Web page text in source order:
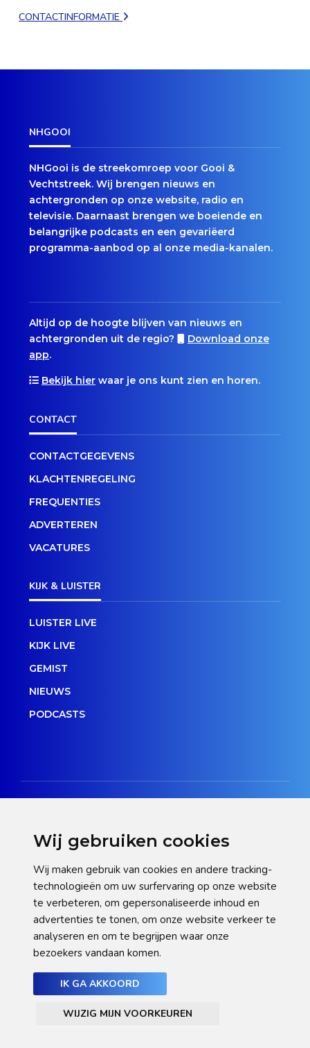
Wij gebruiken cookies
Wij maken gebruik van cookies en andere tracking-
technologieën om uw surfervaring op onze website
te verbeteren, om gepersonaliseerde inhoud en
advertenties te tonen, om onze website verkeer te
analyseren en om te begrijpen waar onze
bezoekers vandaan komen.
IK GA AKKOORD
WIJZIG MIJN VOORKEUREN
CONTACTINFORMATIE
NHGOOI
NHGooi is de streekomroep voor Gooi &
Vechtstreek. Wij brengen nieuws en
achtergronden op onze website, radio en
televisie. Daarnaast brengen we boeiende en
belangrijke podcasts en een gevariëerd
programma-aanbod op al onze media-kanalen.
Altijd op de hoogte blijven van nieuws en
achtergronden uit de regio?
Download onze
app.
Bekijk hier waar je ons kunt zien en horen.
CONTACT
CONTACTGEGEVENS
KLACHTENREGELING
FREQUENTIES
ADVERTEREN
VACATURES
KIJK & LUISTER
LUISTER LIVE
KIJK LIVE
GEMIST
NIEUWS
PODCASTS
Privacy verklaring
Cookie statement
Pas hier uw cookie-instellingen aan